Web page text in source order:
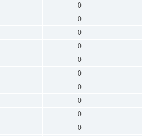
0
0
0
0
0
0
0
0
0
0